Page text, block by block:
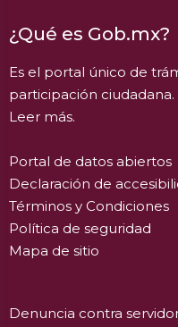
¿Qué es Gob.mx?
Es el portal único de
participación ciudadana.
Leer más.
Portal de datos abiertos
Declaración de
Términos y Condiciones
Política de seguridad
Mapa de sitio
Denuncia contra